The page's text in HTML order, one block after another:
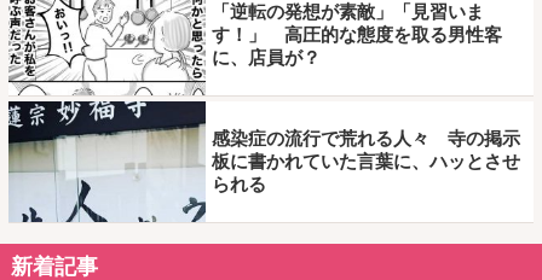
「逆転の発想が素敵」「見習いま
す！」 高圧的な態度を取る男性客
に、店員が？
感染症の流行で荒れる人々 寺の掲示
板に書かれていた言葉に、ハッとさせ
られる
新着記事